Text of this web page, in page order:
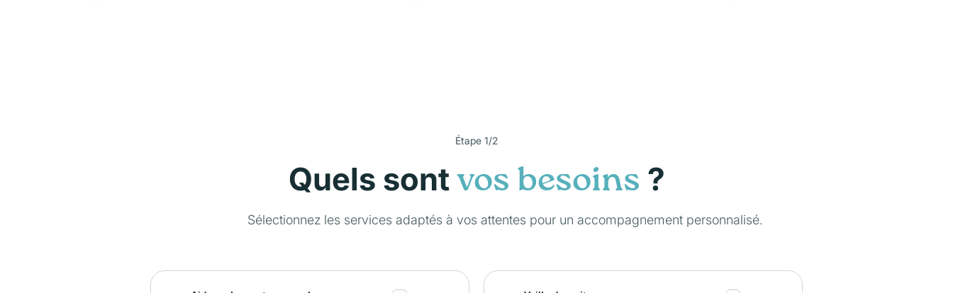
Étape 1/2
Quels sont vos besoins ?
Sélectionnez les services adaptés à vos attentes pour un accompagnement personnalisé.